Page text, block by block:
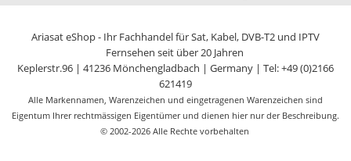
Ariasat eShop - Ihr Fachhandel für Sat, Kabel, DVB-T2 und IPTV
Fernsehen seit über 20 Jahren
Keplerstr.96 | 41236 Mönchengladbach | Germany | Tel: +49 (0)2166
621419
Alle Markennamen, Warenzeichen und eingetragenen Warenzeichen sind
Eigentum Ihrer rechtmässigen Eigentümer und dienen hier nur der Beschreibung.
© 2002-2026 Alle Rechte vorbehalten